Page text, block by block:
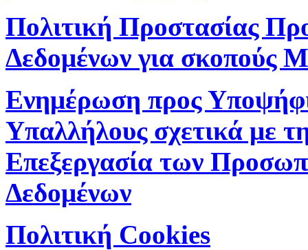
Πολιτική Προστασίας
Δεδομένων για σκοπούς
Ενημέρωση προς
Υπαλλήλους σχετικά με
Επεξεργασία των
Δεδομένων
Πολιτική Cookies